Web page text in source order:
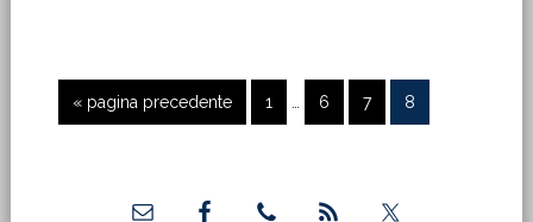
« Vai
alla
pagina precedente Pagina
1
PaginePagina
6 Pagina
7 Pagina
8